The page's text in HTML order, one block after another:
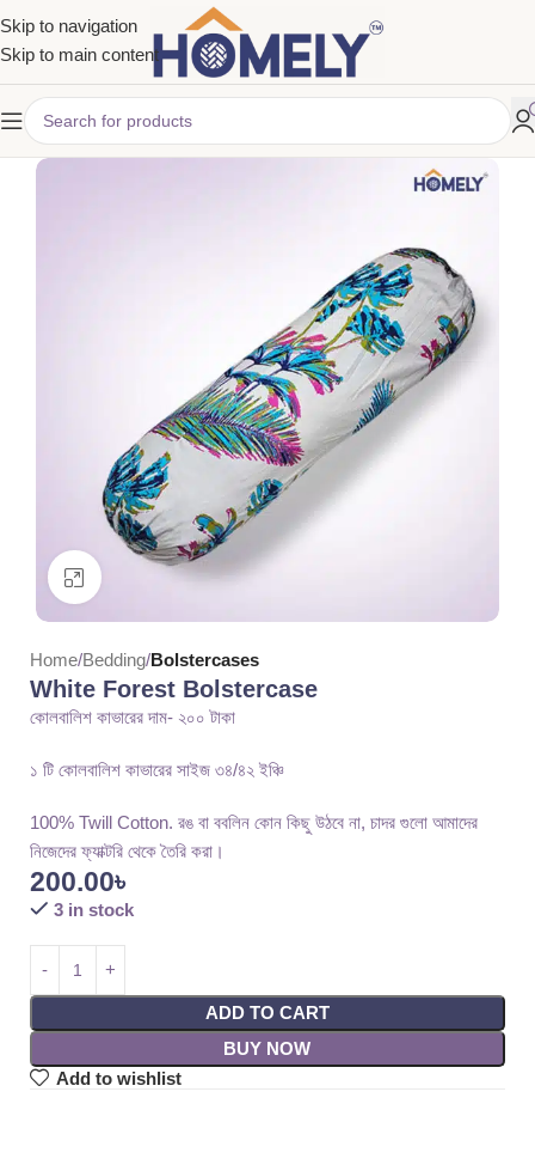
Skip to navigation
Skip to main content
Click to enlarge
Home Bedding Bolstercases
White Forest Bolstercase
কোলবালিশ কাভারের দাম- ২০০ টাকা
১ টি কোলবালিশ কাভারের সাইজ ৩৪/৪২ ইঞ্চি
100% Twill Cotton. রঙ বা ববলিন কোন কিছু উঠবে না, চাদর গুলো আমাদের
নিজেদের ফ্যাক্টরি থেকে তৈরি করা।
200.00৳
3 in stock
ADD TO CART
BUY NOW
Add to wishlist